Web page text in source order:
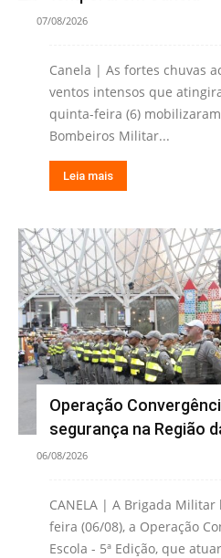
07/08/2026
Canela | As fortes chuvas
ventos intensos que
quinta-feira (6)
Bombeiros Militar...
Leia mais
Operação
segurança na Região
06/08/2026
CANELA | A Brigada
feira (06/08), a Operação
Escola - 5ª Edição, que